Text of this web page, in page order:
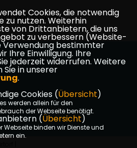
Vogelsberg
Kontakt
Cookies, die notwendig
zu nutzen. Weiterhin
von Drittanbietern, die uns
zu verbessern (Website-
Verwendung bestimmter
Ihre Einwilligung. Ihre
jederzeit widerrufen. Weitere
in unserer
.
Cookies (Übersicht)
werden allein für den
der Webseite benötigt.
(Übersicht)
Webseite binden wir Dienste und
ein.